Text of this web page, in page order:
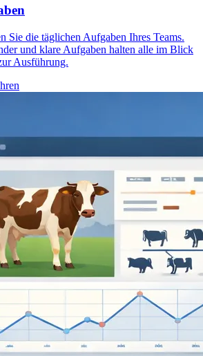
Sie die täglichen Aufgaben Ihres Teams.
und klare Aufgaben halten alle im Blick
Ausführung.